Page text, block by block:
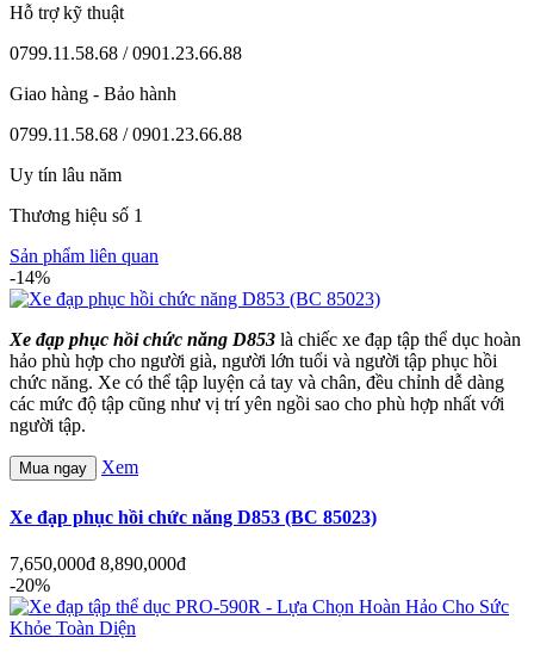
Hỗ trợ kỹ thuật
0799.11.58.68 / 0901.23.66.88
Giao hàng - Bảo hành
0799.11.58.68 / 0901.23.66.88
Uy tín lâu năm
Thương hiệu số 1
Sản phẩm liên quan
-14%
Xe đạp phục hồi chức năng D853 là chiếc xe đạp tập thể dục hoàn
hảo phù hợp cho người già, người lớn tuổi và người tập phục hồi
chức năng. Xe có thể tập luyện cả tay và chân, đều chỉnh dễ dàng
các mức độ tập cũng như vị trí yên ngồi sao cho phù hợp nhất với
người tập.
Mua ngay Xem
Xe đạp phục hồi chức năng D853 (BC 85023)
7,650,000đ 8,890,000đ
-20%